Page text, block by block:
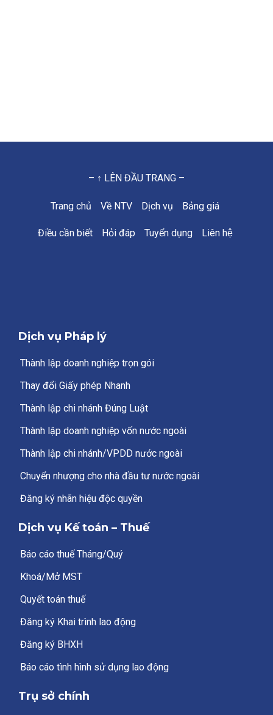
– ↑ LÊN ĐẦU TRANG –
Trang chủ Về NTV Dịch vụ Bảng giá
Điều cần biết Hỏi đáp Tuyển dụng Liên hệ
Dịch vụ Pháp lý
Thành lập doanh nghiệp trọn gói
Thay đổi Giấy phép Nhanh
Thành lập chi nhánh Đúng Luật
Thành lập doanh nghiệp vốn nước ngoài
Thành lập chi nhánh/VPDD nước ngoài
Chuyển nhượng cho nhà đầu tư nước ngoài
Đăng ký nhãn hiệu độc quyền
Dịch vụ Kế toán – Thuế
Báo cáo thuế Tháng/Quý
Khoá/Mở MST
Quyết toán thuế
Đăng ký Khai trình lao động
Đăng ký BHXH
Báo cáo tình hình sử dụng lao động
Trụ sở chính